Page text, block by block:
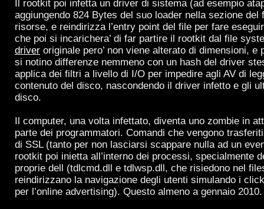
Il rootkit poi infetta un driver di sistema (ad esempio
aggiungendo 824 Bytes del suo loader nella sezione del
risorse, e reindirizza l’entry point del file per fare
che poi si incarichera’ di far partire il rootkit dal file
driver originale pero’ non viene alterato di dimensioni, e
si notino differenze nemmeno con un hash del driver
applica dei filtri a livello di I/O per impedire agli AV di
contenuto del disco, nascondendo il driver infetto e gli
disco.
Il computer, una volta infettato, diventa uno zombie in
parte dei programmatori. Comandi che vengono
di SSL (tanto per non lasciarsi scappare nulla ad un
rootkit poi inietta all’interno dei processi, specialmente
proprie dell (tdlcmd.dll e tdlwsp.dll, che risiedono nel
reindirizzano la navigazione degli utenti simulando i
per l’online advertising). Questo almeno a gennaio